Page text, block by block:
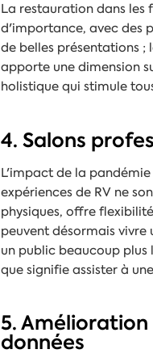
La restauration dans les
d'importance, avec des
de belles présentations
apporte une dimension
holistique qui stimule
4. Salons
L'impact de la pandémie
expériences de RV ne
physiques, offre
peuvent désormais
un public beaucoup plus
que signifie assister à
5.
données